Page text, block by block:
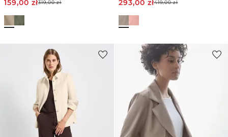
159,00 zł319,00zł 293,00 zł419,00zł